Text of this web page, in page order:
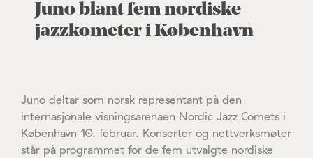
Juno blant fem nordiske
jazzkometer i København
Juno deltar som norsk representant på den
internasjonale visningsarenaen Nordic Jazz Comets i
København 10. februar. Konserter og nettverksmøter
står på programmet for de fem utvalgte nordiske